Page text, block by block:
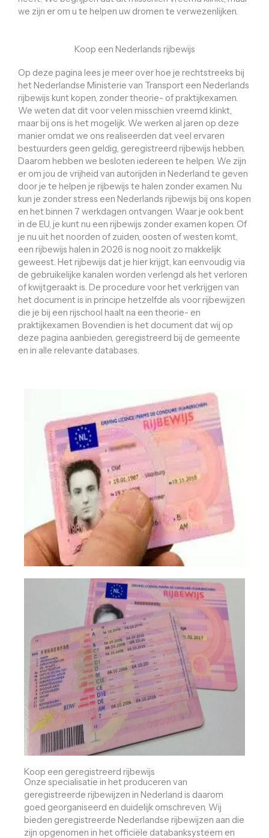
we zijn er om u te helpen uw dromen te verwezenlijken.
Koop een Nederlands rijbewijs
Op deze pagina lees je meer over hoe je rechtstreeks bij
het Nederlandse Ministerie van Transport een Nederlands
rijbewijs kunt kopen, zonder theorie- of praktijkexamen.
We weten dat dit voor velen misschien vreemd klinkt,
maar bij ons is het mogelijk. We werken al jaren op deze
manier omdat we ons realiseerden dat veel ervaren
bestuurders geen geldig, geregistreerd rijbewijs hebben.
Daarom hebben we besloten iedereen te helpen. We zijn
er om jou de vrijheid van autorijden in Nederland te geven
door je te helpen je rijbewijs te halen zonder examen. Nu
kun je zonder stress een Nederlands rijbewijs bij ons kopen
en het binnen 7 werkdagen ontvangen. Waar je ook bent
in de EU, je kunt nu een rijbewijs zonder examen kopen. Of
je nu uit het noorden of zuiden, oosten of westen komt,
een rijbewijs halen in 2026 is nog nooit zo makkelijk
geweest. Het rijbewijs dat je hier krijgt, kan eenvoudig via
de gebruikelijke kanalen worden verlengd als het verloren
of kwijtgeraakt is. De procedure voor het verkrijgen van
het document is in principe hetzelfde als voor rijbewijzen
die je bij een rijschool haalt na een theorie- en
praktijkexamen. Bovendien is het document dat wij op
deze pagina aanbieden, geregistreerd bij de gemeente
en in alle relevante databases.
Koop een geregistreerd rijbewijs
Onze specialisatie in het produceren van
geregistreerde rijbewijzen in Nederland is daarom
goed georganiseerd en duidelijk omschreven. Wij
bieden geregistreerde Nederlandse rijbewijzen aan die
zijn opgenomen in het officiële databanksysteem en